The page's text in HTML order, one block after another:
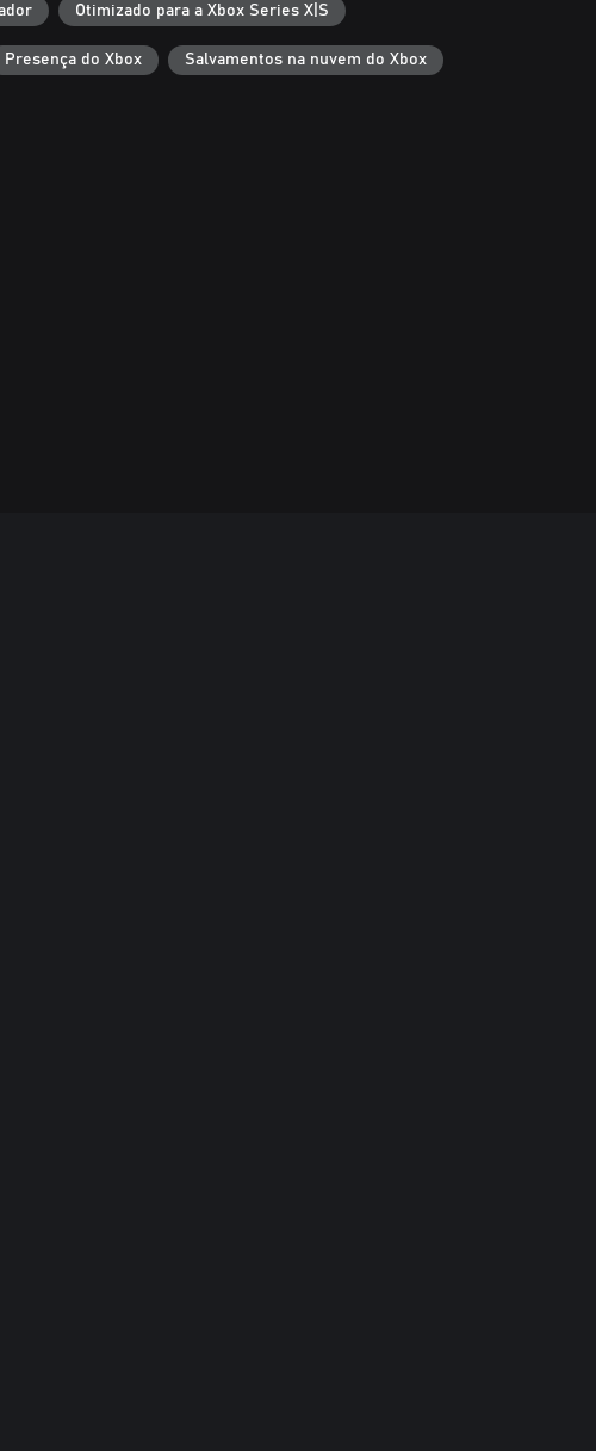
Otimizado para a Xbox Series X|S
Presença do Xbox Salvamentos na nuvem do Xbox